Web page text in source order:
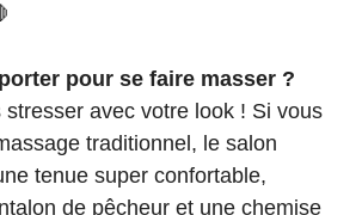
pour se faire masser ?
stresser avec votre look ! Si vous
traditionnel, le salon
tenue super confortable,
de pêcheur et une chemise